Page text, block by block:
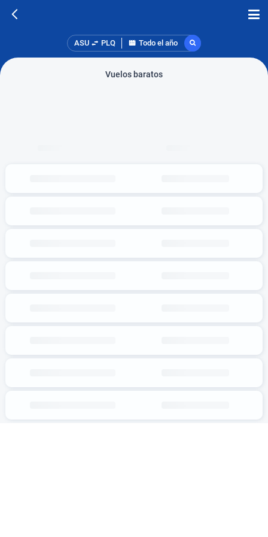
ASU PLQ Todo el año
Vuelos baratos